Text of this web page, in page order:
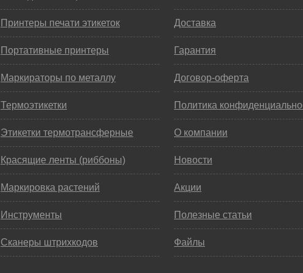
Принтеры печати этикеток
Портативные принтеры
Маркираторы по металлу
Термоэтикетки
Этикетки термотрансферные
Красящие ленты (риббоны)
Маркировка растений
Инструменты
Сканеры штрихкодов
Доставка
Гарантия
Договор-оферта
Политика
О компании
Новости
Акции
Полезные статьи
Файлы